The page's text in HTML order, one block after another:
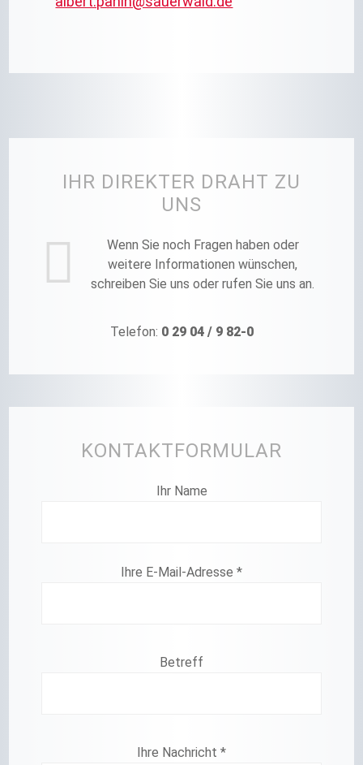
IHR DIREKTER DRAHT ZU
UNS
Wenn Sie noch Fragen haben oder
weitere Informationen wünschen,
schreiben Sie uns oder rufen Sie uns an.
Telefon: 0 29 04 / 9 82-0
KONTAKTFORMULAR
Ihr Name
Ihre E-Mail-Adresse *
Betreff
Ihre Nachricht *